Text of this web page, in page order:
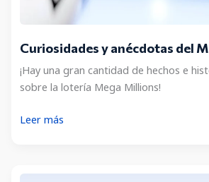
Curiosidades y anécdotas del
¡Hay una gran cantidad de hechos e
sobre la lotería Mega Millions!
Curiosidades
Leer más